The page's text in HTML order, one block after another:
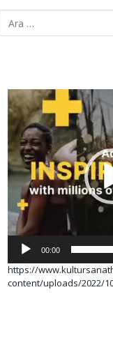
Video
oynatıcı
00:00
https://
content/uploads/2022/